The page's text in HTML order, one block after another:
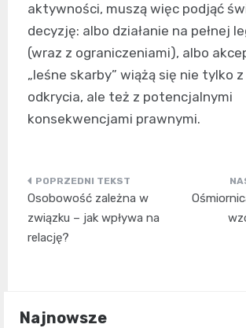
aktywności, muszą więc podjąć
decyzję: albo działanie na pełnej
(wraz z ograniczeniami), albo
„leśne skarby” wiążą się nie tylko
odkrycia, ale też z potencjalnymi
konsekwencjami prawnymi.
Nawigacja
wpisu
Osobowość zależna w
związku – jak wpływa na
relację?
Najnowsze